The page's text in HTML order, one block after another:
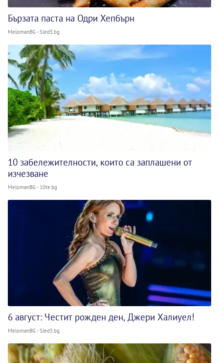
Бързата паста на Одри Хепбърн
MelomanBG - Sled5.bg
10 забележителности, които са заплашени от
изчезване
MelomanBG - 10te.bg
6 август: Честит рожден ден, Джери Халиуел!
MelomanBG - Sled5.bg